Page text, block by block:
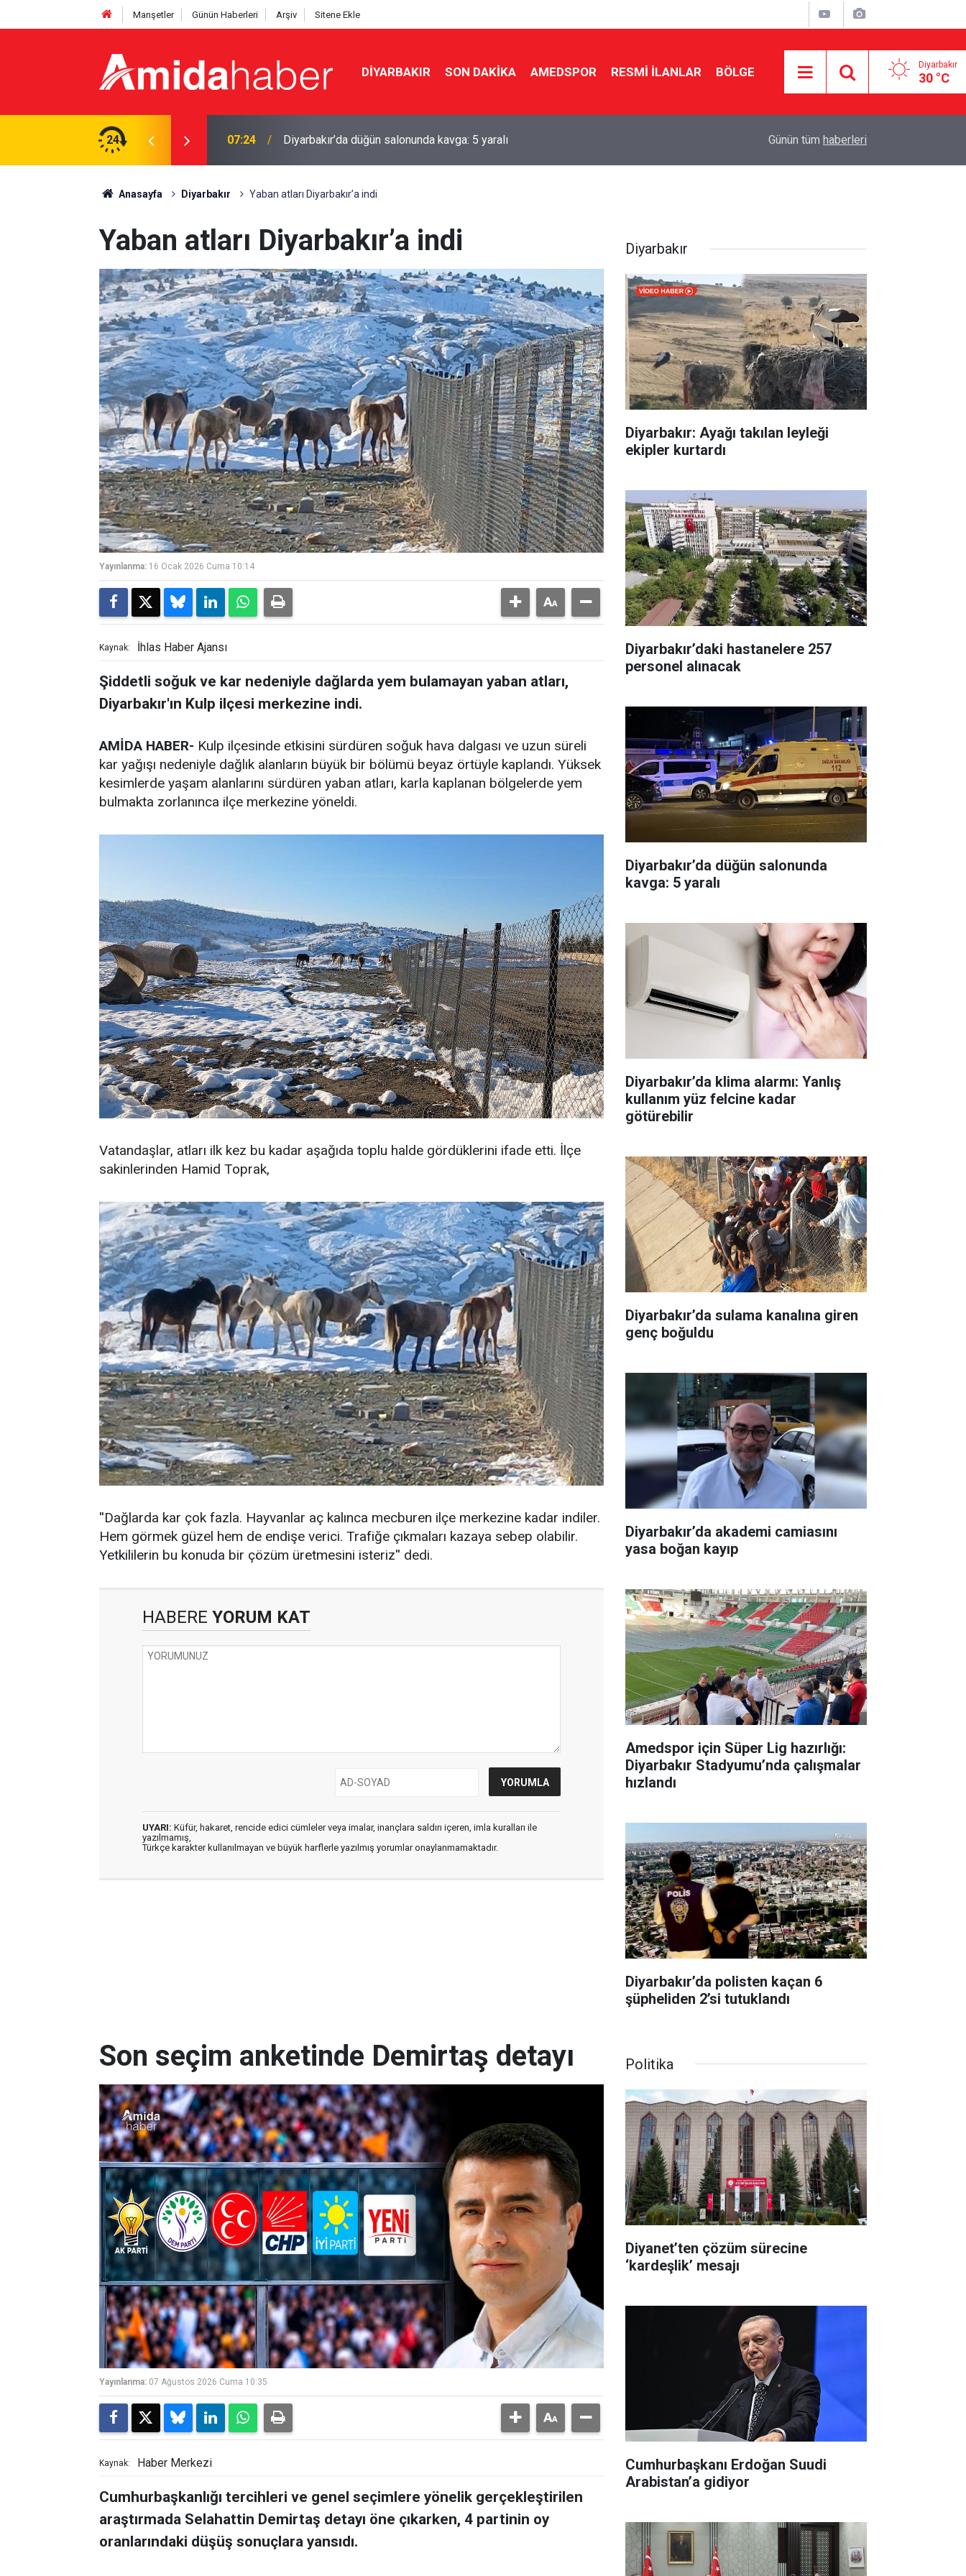
Manşetler Günün Haberleri Arşiv Sitene Ekle
DIYARBAKIR SON DAKIKA AMEDSPOR RESMI İLANLAR BÖLGE Diyarbakır
30 °C
24 00:30 Diyarbakır’da klima alarmı: Yanlış kullanım yüz felcine kadar götürebilir Diyanet’ten çözüm sürecine ‘kardeşlik’ mesajı
Günün tüm haberleri
Anasayfa Diyarbakır Yaban atları Diyarbakır’a indi
Yaban atları Diyarbakır’a indi
Yayınlanma: 16 Ocak 2026 Cuma 10:14
Kaynak: İhlas Haber Ajansı
Şiddetli soğuk ve kar nedeniyle dağlarda yem bulamayan yaban atları,
Diyarbakır'ın Kulp ilçesi merkezine indi.
AMİDA HABER- Kulp ilçesinde etkisini sürdüren soğuk hava dalgası ve uzun süreli
kar yağışı nedeniyle dağlık alanların büyük bir bölümü beyaz örtüyle kaplandı. Yüksek
kesimlerde yaşam alanlarını sürdüren yaban atları, karla kaplanan bölgelerde yem
bulmakta zorlanınca ilçe merkezine yöneldi.
Vatandaşlar, atları ilk kez bu kadar aşağıda toplu halde gördüklerini ifade etti. İlçe
sakinlerinden Hamid Toprak,
''Dağlarda kar çok fazla. Hayvanlar aç kalınca mecburen ilçe merkezine kadar indiler.
Hem görmek güzel hem de endişe verici. Trafiğe çıkmaları kazaya sebep olabilir.
Yetkililerin bu konuda bir çözüm üretmesini isteriz'' dedi.
HABERE YORUM KAT
UYARI: Küfür, hakaret, rencide edici cümleler veya imalar, inançlara saldırı içeren, imla kuralları ile
yazılmamış,
Türkçe karakter kullanılmayan ve büyük harflerle yazılmış yorumlar onaylanmamaktadır.
Diyarbakır
Diyarbakır: Ayağı takılan leyleği
ekipler kurtardı
Diyarbakır’daki hastanelere 257
personel alınacak
Diyarbakır’da düğün salonunda
kavga: 5 yaralı
Diyarbakır’da klima alarmı: Yanlış
kullanım yüz felcine kadar
götürebilir
Diyarbakır’da sulama kanalına giren
genç boğuldu
Diyarbakır’da akademi camiasını
yasa boğan kayıp
Amedspor için Süper Lig hazırlığı:
Diyarbakır Stadyumu’nda çalışmalar
hızlandı
Diyarbakır’da polisten kaçan 6
şüpheliden 2’si tutuklandı
Son seçim anketinde Demirtaş detayı
Yayınlanma: 07 Ağustos 2026 Cuma 10:35
Kaynak: Haber Merkezi
Cumhurbaşkanlığı tercihleri ve genel seçimlere yönelik gerçekleştirilen
araştırmada Selahattin Demirtaş detayı öne çıkarken, 4 partinin oy
oranlarındaki düşüş sonuçlara yansıdı.
Politika
Diyanet’ten çözüm sürecine
‘kardeşlik’ mesajı
Cumhurbaşkanı Erdoğan Suudi
Arabistan’a gidiyor